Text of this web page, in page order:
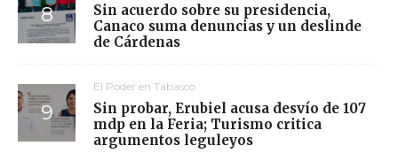
Sin acuerdo sobre su presidencia,
Canaco suma denuncias y un deslinde
de Cárdenas
El Poder en Tabasco
Sin probar, Erubiel acusa desvío de 107
mdp en la Feria; Turismo critica
argumentos leguleyos